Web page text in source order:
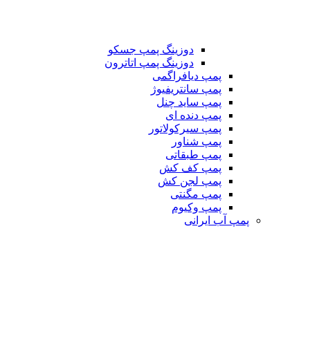
دوزینگ پمپ جسکو
دوزینگ پمپ اتاترون
پمپ دیافراگمی
پمپ سانتریفیوژ
پمپ ساید چنل
پمپ دنده ای
پمپ سیرکولاتور
پمپ شناور
پمپ طبقاتی
پمپ کف کش
پمپ لجن کش
پمپ مگنتی
پمپ وکیوم
پمپ آب ایرانی